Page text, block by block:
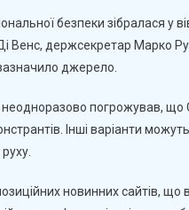
безпеки зібралася у
Венс, держсекретар Марко
джерело.
погрожував,
Інші варіанти
новинних сайтів,